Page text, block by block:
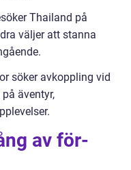
Thailand på
väljer att stanna
söker avkoppling vid
äventyr,
av för-